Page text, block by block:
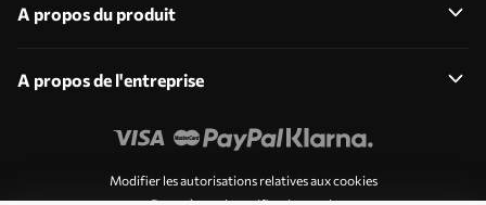
A propos du produit
A propos de l'entreprise
Modifier les autorisations relatives aux cookies